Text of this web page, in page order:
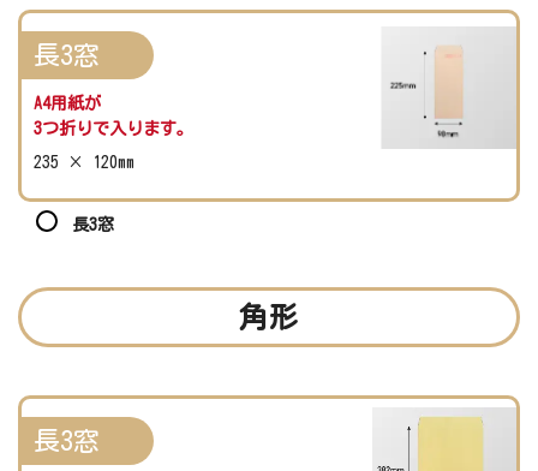
長3窓
A4用紙が
3つ折りで入ります。
235 × 120mm
長3窓
角形
長3窓